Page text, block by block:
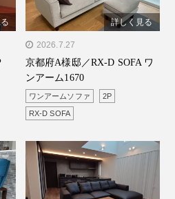
" alt="京都府A様邸／RX-D
SOFA ワンアーム1670"/>
詳しく見る
2026.7.27
京都府A様邸／RX-D SOFA ワ
ンアーム1670
ワンアームソファ 2P
RX-D SOFA